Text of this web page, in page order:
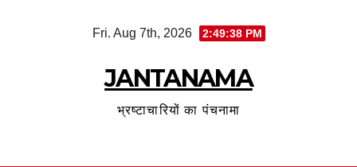
Fri. Aug 7th, 2026 2:49:39 PM
JANTANAMA
भ्रष्टाचारियों का पंचनामा